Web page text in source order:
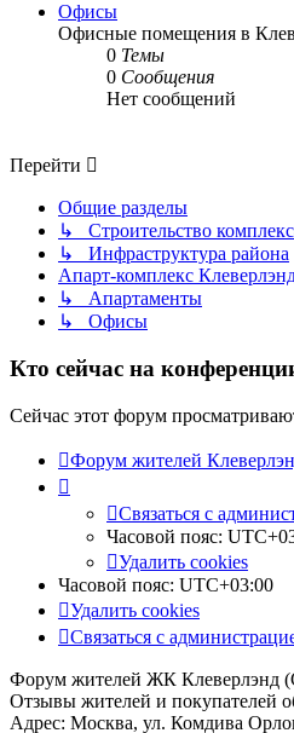
Офисы
Офисные помещения в
0 Темы
0 Сообщения
Нет сообщений
Перейти
Общие разделы
↳ Строительство
↳ Инфраструктура района
Апарт-комплекс
↳ Апартаменты
↳ Офисы
Кто сейчас на
Сейчас этот форум
Форум жителей
Связаться с
Часовой пояс:
Удалить cookies
Часовой пояс: UTC+03:00
Удалить cookies
Связаться с
Форум жителей ЖК Клеверлэнд
Отзывы жителей и покупателей
Адрес: Москва, ул. Комдива